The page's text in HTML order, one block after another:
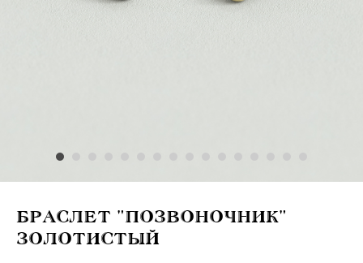
БРАСЛЕТ "ПОЗВОНОЧНИК"
ЗОЛОТИСТЫЙ